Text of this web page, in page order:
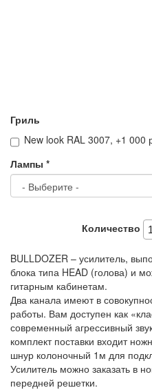
BULLDOZER – усилитель,
блока типа HEAD (голова) и
гитарным кабинетам.
Два канала имеют в
работы. Вам доступен как
современный агрессивный
комплект поставки входит
шнур колоночный 1м для
Усилитель можно заказать в
передней решетки.
Гриль
New look RAL 3007, +1 000
Лампы *
Количество